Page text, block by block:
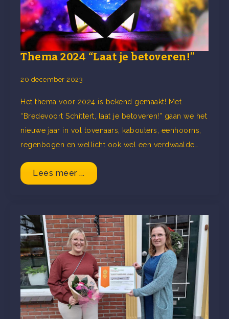
Thema 2024 “Laat je betoveren!”
20 december 2023
Het thema voor 2024 is bekend gemaakt! Met
“Bredevoort Schittert, laat je betoveren!” gaan we het
nieuwe jaar in vol tovenaars, kabouters, eenhoorns,
regenbogen en wellicht ook wel een verdwaalde…
Lees meer ...